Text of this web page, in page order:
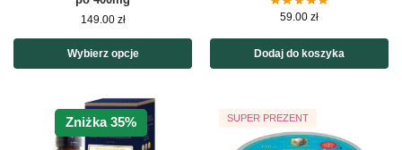
149.00 zł
Wybierz opcje
59.00 zł
Dodaj do koszyka
Zniżka 35% SUPER PREZENT